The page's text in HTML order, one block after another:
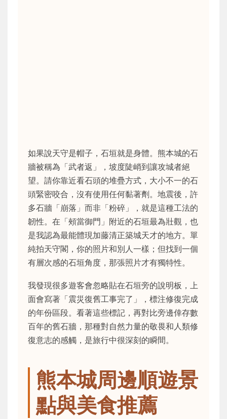
如果說天守是帽子，石垣就是身體。熊本城的石
牆被稱為「武者返」，坡度陡峭到讓攻城者絕
望。請你靠近看石頭的堆疊方式，大小不一的石
頭緊密咬合，沒有使用任何黏著劑。地震後，許
多石牆「崩落」而非「粉碎」，就是這種工法的
韌性。在「頰當御門」附近的石垣最為壯觀，也
是我認為最能體現加藤清正築城天才的地方。單
純拍天守閣，你的照片和別人一樣；但找到一個
有層次感的石垣角度，那張照片才有獨特性。
我發現很多遊客會忽略貼在石垣旁的說明板，上
面會寫著「震災復舊工事完了」，標注修復完成
的年份區段。看著這些標記，再對比旁邊倖存數
百年的舊石牆，那種對自然力量的敬畏和人類修
復意志的感觸，是旅行中很深刻的瞬間。
熊本城周邊順遊景
點與美食推薦